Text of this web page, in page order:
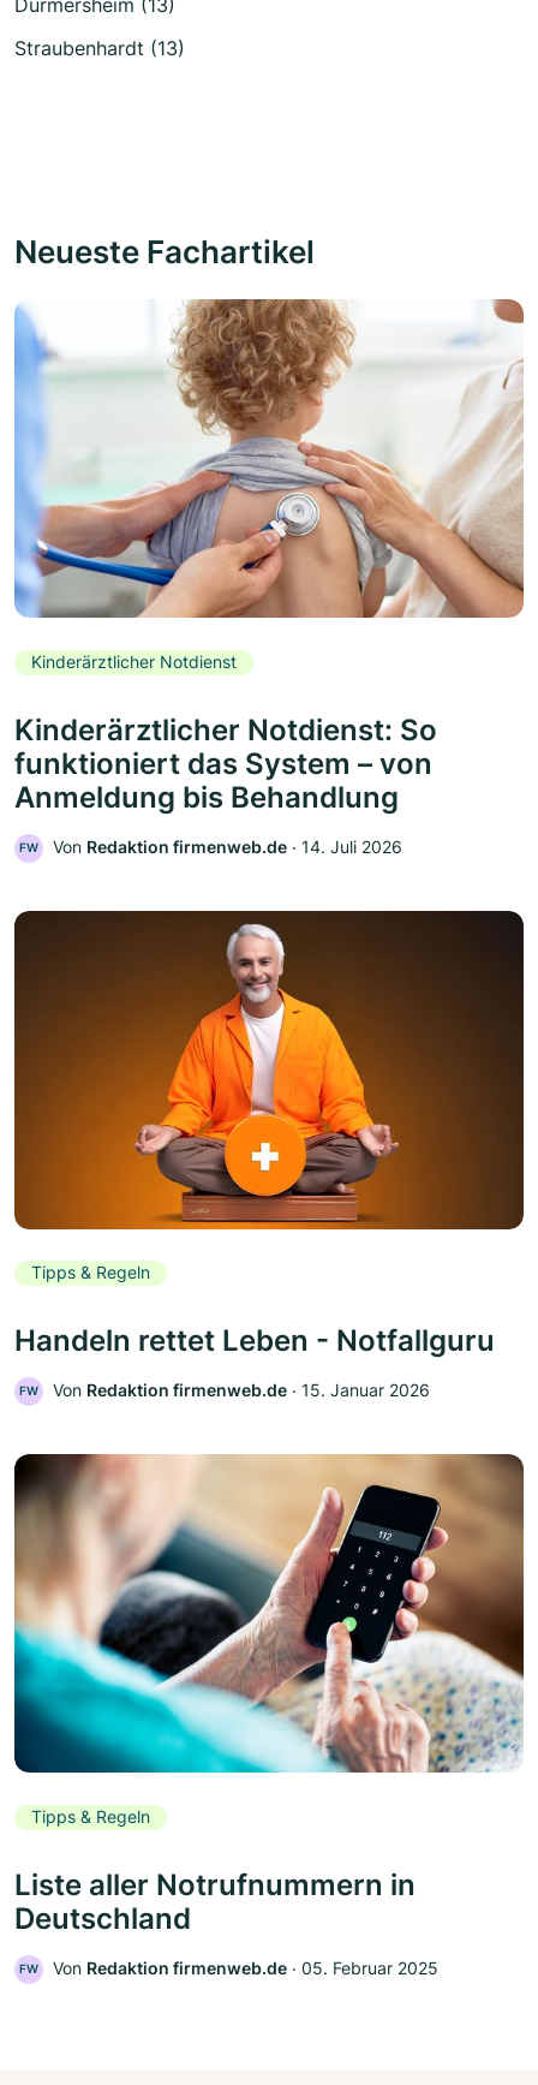
Durmersheim (13)
Straubenhardt (13)
Neueste Fachartikel
Kinderärztlicher Notdienst
Kinderärztlicher Notdienst: So
funktioniert das System – von
Anmeldung bis Behandlung
FW Von Redaktion firmenweb.de ‧ 14. Juli 2026
Tipps & Regeln
Handeln rettet Leben - Notfallguru
FW Von Redaktion firmenweb.de ‧ 15. Januar 2026
Tipps & Regeln
Liste aller Notrufnummern in
Deutschland
FW Von Redaktion firmenweb.de ‧ 05. Februar 2025